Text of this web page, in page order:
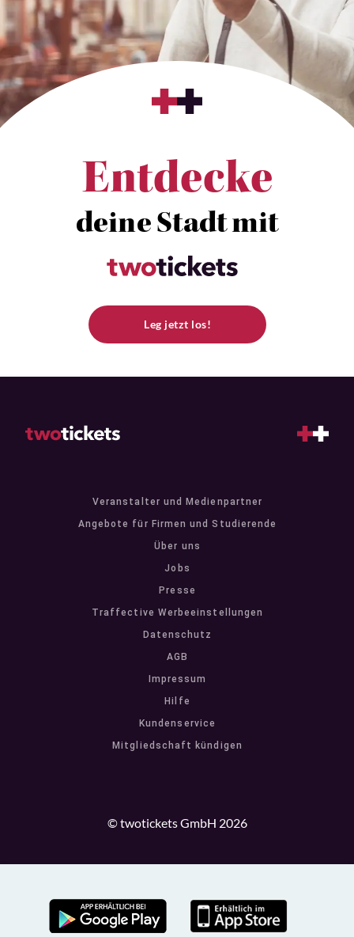
Entdecke
deine Stadt mit
Leg jetzt los!
Veranstalter und Medienpartner
Angebote für Firmen und Studierende
Über uns
Jobs
Presse
Traffective Werbeeinstellungen
Datenschutz
AGB
Impressum
Hilfe
Kundenservice
Mitgliedschaft kündigen
© twotickets GmbH 2026